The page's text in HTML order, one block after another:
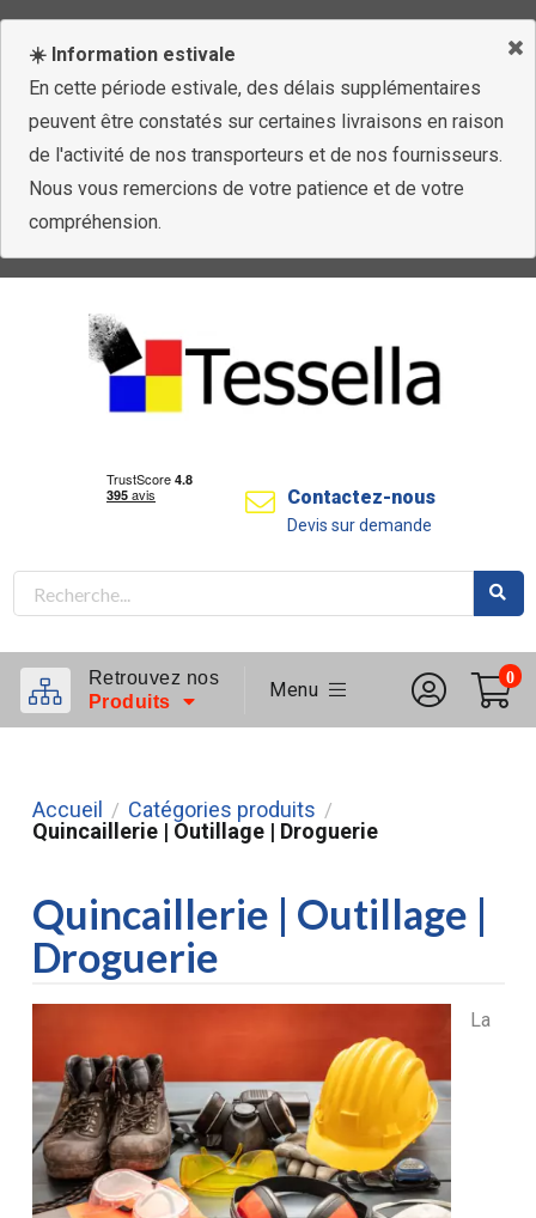
☀️ Information estivale
En cette période estivale, des délais supplémentaires
peuvent être constatés sur certaines livraisons en raison
de l'activité de nos transporteurs et de nos fournisseurs.
Nous vous remercions de votre patience et de votre
compréhension.
Contactez-nous
Devis sur demande
Retrouvez nos
Produits
Menu
0
Accueil / Catégories produits /
Quincaillerie | Outillage | Droguerie
Quincaillerie | Outillage |
Droguerie
La